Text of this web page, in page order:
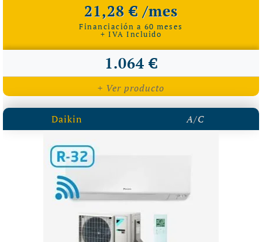
21,28 € /mes
Financiación a 60 meses
+ IVA Incluido
1.064 €
+ Ver producto
Daikin A/C